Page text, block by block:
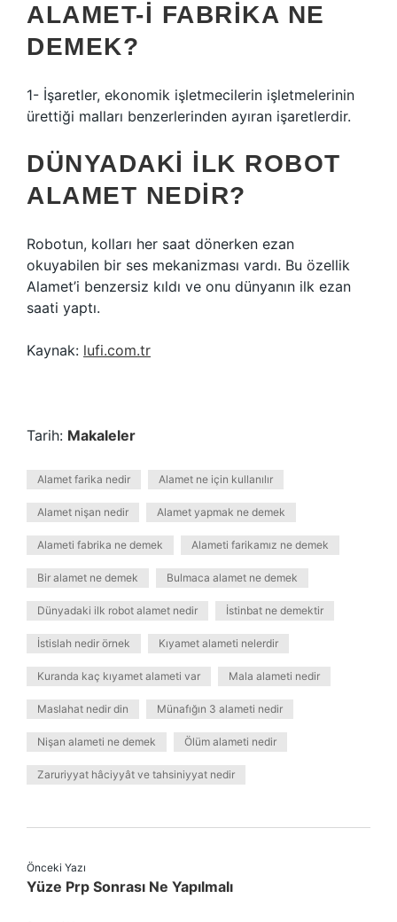
ALAMET-I FABRIKA NE
DEMEK?
1- İşaretler, ekonomik işletmecilerin işletmelerinin
ürettiği malları benzerlerinden ayıran işaretlerdir.
DÜNYADAKI ILK ROBOT
ALAMET NEDIR?
Robotun, kolları her saat dönerken ezan
okuyabilen bir ses mekanizması vardı. Bu özellik
Alamet’i benzersiz kıldı ve onu dünyanın ilk ezan
saati yaptı.
Kaynak: lufi.com.tr
Tarih: Makaleler
Alamet farika nedir Alamet ne için kullanılır
Alamet nişan nedir Alamet yapmak ne demek
Alameti fabrika ne demek Alameti farikamız ne demek
Bir alamet ne demek Bulmaca alamet ne demek
Dünyadaki ilk robot alamet nedir İstinbat ne demektir
İstislah nedir örnek Kıyamet alameti nelerdir
Kuranda kaç kıyamet alameti var Mala alameti nedir
Maslahat nedir din Münafığın 3 alameti nedir
Nişan alameti ne demek Ölüm alameti nedir
Zaruriyyat hâciyyât ve tahsiniyyat nedir
Önceki Yazı
Yüze Prp Sonrası Ne Yapılmalı